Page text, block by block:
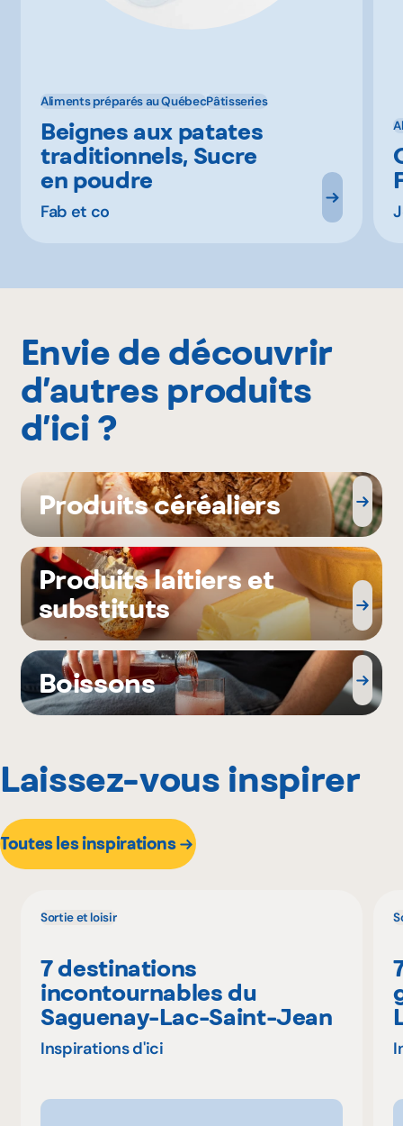
Aliments préparés au QuébecPâtisseries
Beignes aux patates
traditionnels, Sucre
en poudre
Fab et co
Envie de découvrir
d’autres produits
d’ici ?
Produits céréaliers
Produits laitiers et
substituts
Boissons
Laissez-vous inspirer
Toutes les inspirations
Sortie et loisir
7 destinations
incontournables du
Saguenay-Lac-Saint-Jean
Inspirations d'ici